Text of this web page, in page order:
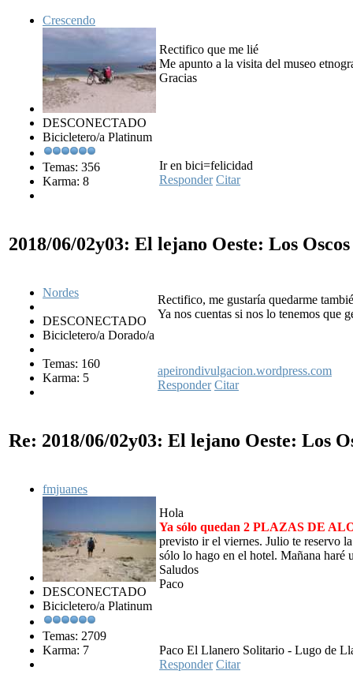
Crescendo
DESCONECTADO
Bicicletero/a Platinum
Temas: 356
Karma: 8
Rectifico que me lié
Me apunto a la visita del museo
Gracias
Ir en bici=felicidad
Responder Citar
2018/06/02y03: El lejano Oeste: Los
Nordes
DESCONECTADO
Bicicletero/a Dorado/a
Temas: 160
Karma: 5
Rectifico, me gustaría quedarme
Ya nos cuentas si nos lo tenemos que
apeirondivulgacion.wordpress.com
Responder Citar
Re: 2018/06/02y03: El lejano Oeste: Los
fmjuanes
DESCONECTADO
Bicicletero/a Platinum
Temas: 2709
Karma: 7
Hola
Ya sólo quedan 2 PLAZAS DE
previsto ir el viernes. Julio te reservo
sólo lo hago en el hotel. Mañana haré
Saludos
Paco
Paco El Llanero Solitario - Lugo de
Responder Citar